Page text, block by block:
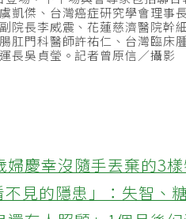
場，下午場與會專家包括聯
凱傑、台灣癌症研究學會理事
院長李威震、花蓮慈濟醫院幹
肛門科醫師許祐仁、台灣臨床
長吳貞瑩。記者曾原信／攝影
慶幸沒隨手丟棄的3
見的隱患」：失智、